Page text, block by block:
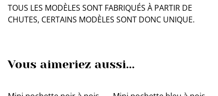
TOUS LES MODÈLES SONT FABRIQUÉS À PARTIR DE
CHUTES, CERTAINS MODÈLES SONT DONC UNIQUE.
Vous aimeriez aussi...